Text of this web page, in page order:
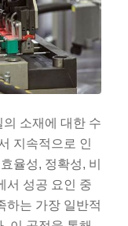
소재에 대한 수
지속적으로 인
율성, 정확성, 비
서 성공 요인 중
하는 가장 일반적